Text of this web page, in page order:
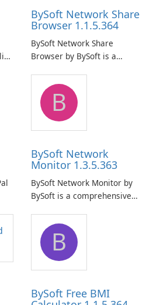
BySoft Network Share
Browser 1.1.5.364
BySoft Network Share
Browser by BySoft is a
application that allows users
to easily browse and manage
shared folders on their
network.
B
BySoft Network
Monitor 1.3.5.363
BySoft Network Monitor by
BySoft is a comprehensive
designed to help businesses
effectively manage their
network infrastructure.
B
BySoft Free BMI